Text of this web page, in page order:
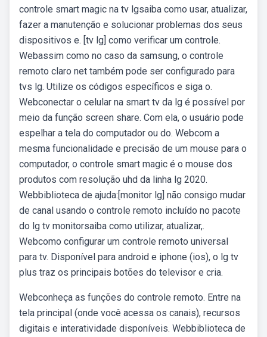
controle smart magic na tv lgsaiba como usar, atualizar,
fazer a manutenção e solucionar problemas dos seus
dispositivos e. [tv lg] como verificar um controle.
Webassim como no caso da samsung, o controle
remoto claro net também pode ser configurado para
tvs lg. Utilize os códigos específicos e siga o.
Webconectar o celular na smart tv da lg é possível por
meio da função screen share. Com ela, o usuário pode
espelhar a tela do computador ou do. Webcom a
mesma funcionalidade e precisão de um mouse para o
computador, o controle smart magic é o mouse dos
produtos com resolução uhd da linha lg 2020.
Webbiblioteca de ajuda:[monitor lg] não consigo mudar
de canal usando o controle remoto incluído no pacote
do lg tv monitorsaiba como utilizar, atualizar,.
Webcomo configurar um controle remoto universal
para tv. Disponível para android e iphone (ios), o lg tv
plus traz os principais botões do televisor e cria.
Webconheça as funções do controle remoto. Entre na
tela principal (onde você acessa os canais), recursos
digitais e interatividade disponíveis. Webbiblioteca de